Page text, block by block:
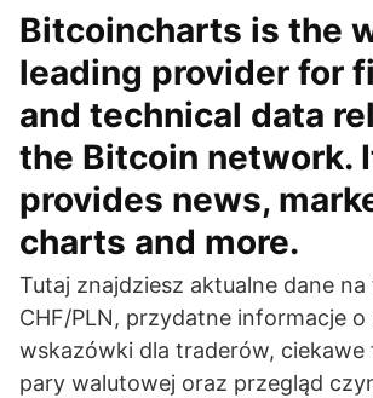
Bitcoincharts is the
leading provider for
and technical data
the Bitcoin network.
provides news,
charts and more.
Tutaj znajdziesz aktualne dane
CHF/PLN, przydatne informacje o
wskazówki dla traderów,
pary walutowej oraz przegląd